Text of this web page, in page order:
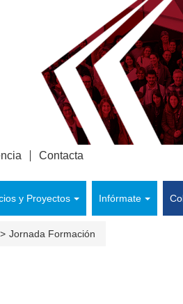
y Proyectos Infórmate
Contacta
Jornada Formación